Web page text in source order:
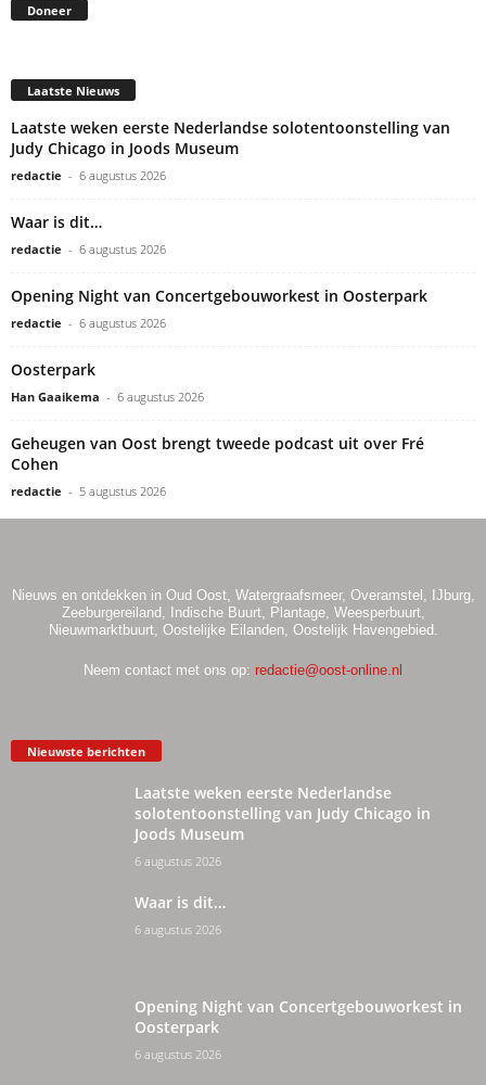
Doneer
Laatste Nieuws
Laatste weken eerste Nederlandse solotentoonstelling van
Judy Chicago in Joods Museum
redactie - 6 augustus 2026
Waar is dit…
redactie - 6 augustus 2026
Opening Night van Concertgebouworkest in Oosterpark
redactie - 6 augustus 2026
Oosterpark
Han Gaaikema - 6 augustus 2026
Geheugen van Oost brengt tweede podcast uit over Fré
Cohen
redactie - 5 augustus 2026
Nieuws en ontdekken in Oud Oost, Watergraafsmeer, Overamstel, IJburg,
Zeeburgereiland, Indische Buurt, Plantage, Weesperbuurt,
Nieuwmarktbuurt, Oostelijke Eilanden, Oostelijk Havengebied.
Neem contact met ons op: redactie@oost-online.nl
Nieuwste berichten
Laatste weken eerste Nederlandse
solotentoonstelling van Judy Chicago in
Joods Museum
6 augustus 2026
Waar is dit…
6 augustus 2026
Opening Night van Concertgebouworkest in
Oosterpark
6 augustus 2026